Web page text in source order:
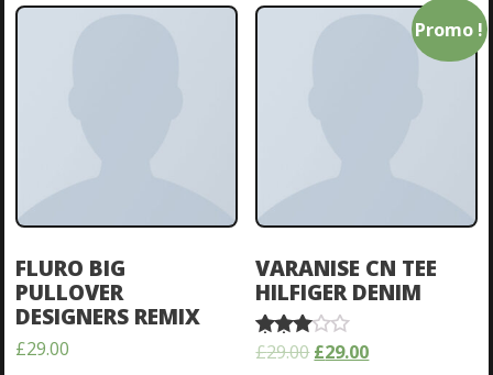
FLURO BIG
PULLOVER
DESIGNERS REMIX
£29.00
Promo !
VARANISE CN TEE
HILFIGER DENIM
Note
£29.00£29.00